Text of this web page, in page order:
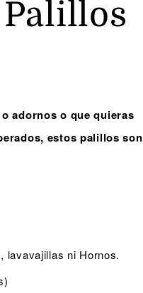
Palillos
adornos o que quieras
estos palillos son
lavavajillas ni Hornos.